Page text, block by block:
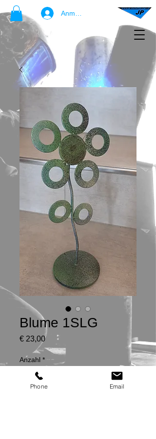
Anmelden
Blume 1SLG
€ 23,00Preis
Anzahl *
Phone Email